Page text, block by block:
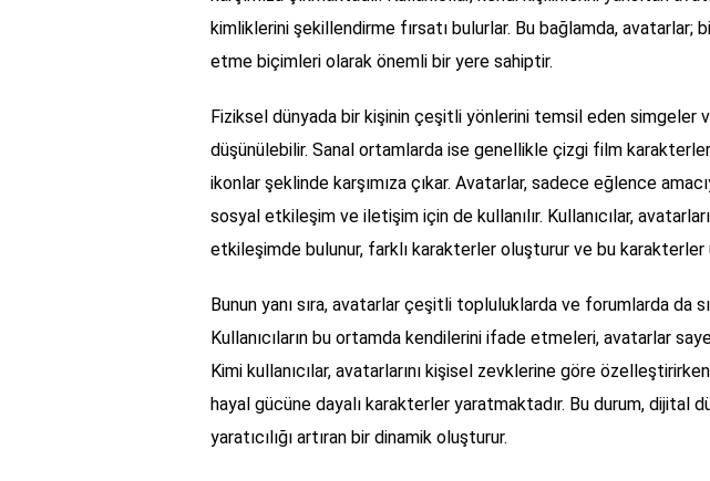
kimliklerini şekillendirme fırsatı bulurlar. Bu bağlamda, avatarlar;
etme biçimleri olarak önemli bir yere sahiptir.
Fiziksel dünyada bir kişinin çeşitli yönlerini temsil eden simgeler
düşünülebilir. Sanal ortamlarda ise genellikle çizgi film
ikonlar şeklinde karşımıza çıkar. Avatarlar, sadece eğlence
sosyal etkileşim ve iletişim için de kullanılır. Kullanıcılar,
etkileşimde bulunur, farklı karakterler oluşturur ve bu karakterler
Bunun yanı sıra, avatarlar çeşitli topluluklarda ve forumlarda da
Kullanıcıların bu ortamda kendilerini ifade etmeleri, avatarlar
Kimi kullanıcılar, avatarlarını kişisel zevklerine göre
hayal gücüne dayalı karakterler yaratmaktadır. Bu durum, dijital
yaratıcılığı artıran bir dinamik oluşturur.